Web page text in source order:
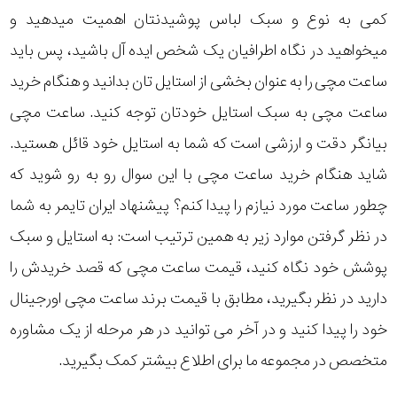
کمی به نوع و سبک لباس پوشیدنتان اهمیت میدهید و
میخواهید در نگاه اطرافیان یک شخص ایده آل باشید، پس باید
ساعت مچی را به عنوان بخشی از استایل تان بدانید و هنگام خرید
ساعت مچی به سبک استایل خودتان توجه کنید. ساعت مچی
بیانگر دقت و ارزشی است که شما به استایل خود قائل هستید.
شاید هنگام خرید ساعت مچی با این سوال رو به رو شوید که
چطور ساعت مورد نیازم را پیدا کنم؟ پیشنهاد ایران تایمر به شما
در نظر گرفتن موارد زیر به همین ترتیب است: به استایل و سبک
پوشش خود نگاه کنید، قیمت ساعت مچی که قصد خریدش را
دارید در نظر بگیرید، مطابق با قیمت برند ساعت مچی اورجینال
خود را پیدا کنید و در آخر می توانید در هر مرحله از یک مشاوره
متخصص در مجموعه ما برای اطلاع بیشتر کمک بگیرید.